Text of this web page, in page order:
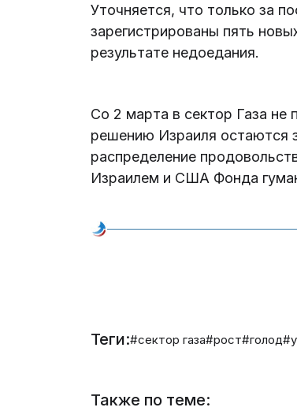
Уточняется, что только за
зарегистрированы пять
результате недоедания.
Со 2 марта в сектор Газа
решению Израиля остаются
распределение
Израилем и США Фонда
Теги:#сектор газа#рост#голод
Также по теме: